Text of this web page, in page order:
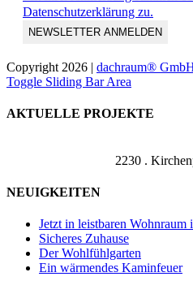
Datenschutzerklärung zu.
Copyright 2026 | dachraum®
Toggle Sliding Bar Area
AKTUELLE PROJEKTE
2230 .
NEUIGKEITEN
Jetzt in leistbaren Wohnraum
Sicheres Zuhause
Der Wohlfühlgarten
Ein wärmendes Kaminfeuer